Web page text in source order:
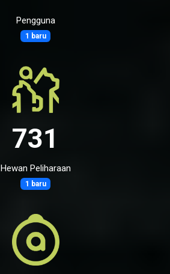
Pengguna
1 baru
731
Hewan Peliharaan
1 baru